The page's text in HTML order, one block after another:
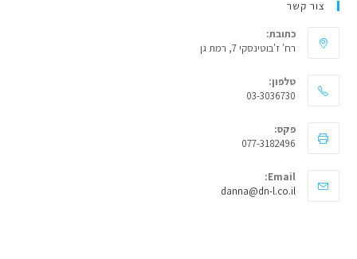
צור קשר
כתובת:
רח' ז'בוטינסקי 7, רמת גן
טלפון:
03-3036730
פקס:
077-3182496
Email:
danna@dn-l.co.il